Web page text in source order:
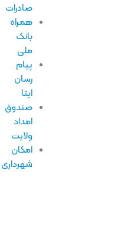
صادرات
همراه
پیام
رسان
صندوق
امداد
ولایت
امکان
شهرداری